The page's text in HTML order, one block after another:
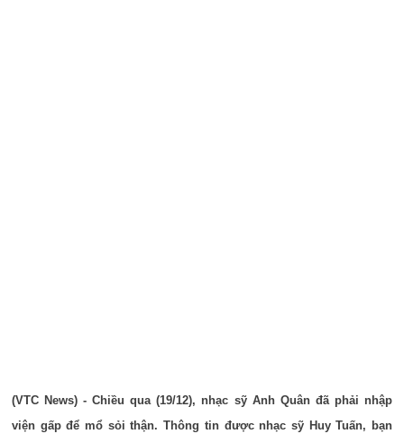
(VTC News) - Chiều qua (19/12), nhạc sỹ Anh Quân đã phải nhập
viện gấp để mổ sỏi thận. Thông tin được nhạc sỹ Huy Tuấn, bạn